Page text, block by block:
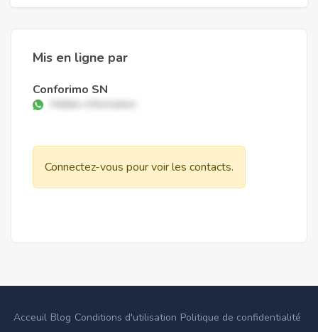
Mis en ligne par
Conforimo SN
Connectez-vous pour voir les contacts.
Acceuil Blog Conditions d'utilisation Politique de confidentialité